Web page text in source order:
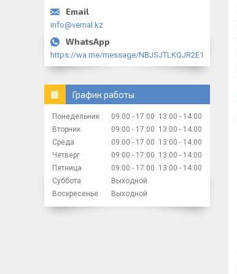
info@vernal.kz
https://wa.me/message/NBJSJTLKQJR2E1
График работы
Понедельник 09:00 17:00 13:00
14:00
Вторник
09:00 17:00 13:00
14:00
Среда
09:00 17:00 13:00
14:00
Четверг
09:00 17:00 13:00
14:00
Пятница
09:00 17:00 13:00
14:00
Суббота
Выходной
Воскресенье
Выходной